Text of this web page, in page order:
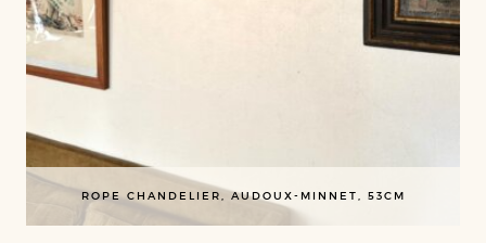
ROPE CHANDELIER, AUDOUX-MINNET, 53CM